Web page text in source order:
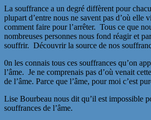
La souffrance a un degré diffèrent pour
plupart d’entre nous ne savent pas d’où elle
comment faire pour l’arrêter. Tous ce que
nombreuses personnes nous fond réagir et
souffrir. Découvrir la source de nos
0n les connais tous ces souffrances qu’on
l’âme. Je ne comprenais pas d’où venait
de l’âme. Parce que l’âme, pour moi c’est
Lise Bourbeau nous dit qu’il est impossible
souffrances de l’âme.